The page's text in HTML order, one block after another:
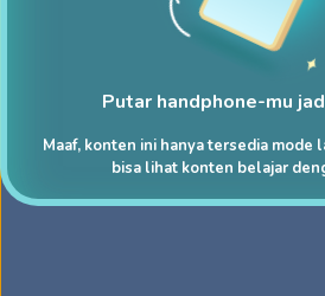
Putar handphone-mu
Maaf, konten ini hanya tersedia mode
bisa lihat konten belajar